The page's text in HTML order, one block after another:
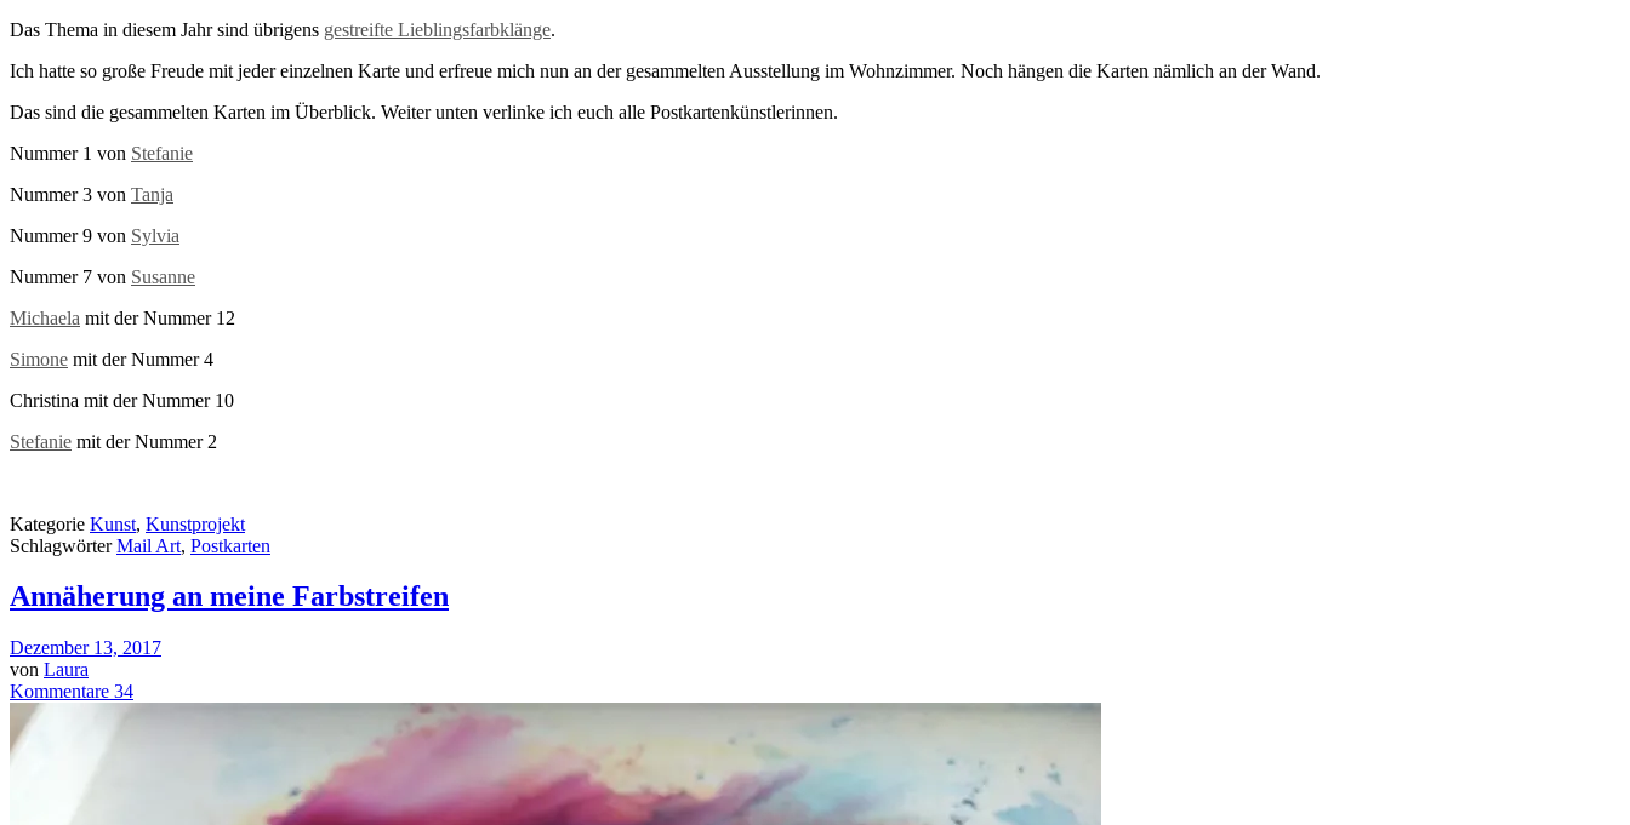
Das Thema in diesem Jahr sind übrigens gestreifte Lieblingsfarbklänge.
Ich hatte so große Freude mit jeder einzelnen Karte und erfreue mich nun an der gesammelten Ausstellung im Wohnzimmer. Noch hängen die Karten nämlich an der Wand.
Das sind die gesammelten Karten im Überblick. Weiter unten verlinke ich euch alle Postkartenkünstlerinnen.
Nummer 1 von Stefanie
Nummer 3 von Tanja
Nummer 9 von Sylvia
Nummer 7 von Susanne
Michaela mit der Nummer 12
Simone mit der Nummer 4
Christina mit der Nummer 10
Stefanie mit der Nummer 2
Kategorie Kunst, Kunstprojekt
SchlagwörterMail Art, Postkarten
Annäherung an meine Farbstreifen
Dezember 13, 2017
von Laura
Kommentare 34